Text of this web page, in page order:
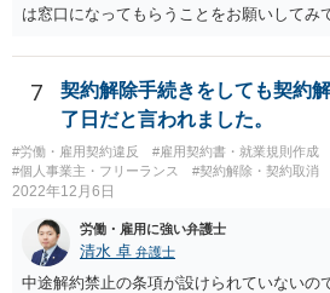
る請負代金は請求できる可能性があります
以上で、より個別的なお話は、詳しい契約
がありますので、正式に弁護士に相談す
と思います。
は窓口になってもらうことをお願いしてみ
口（弁護士に）言ってください」とだけお
応じないという姿勢をとることができる
減を図れると思います。 大変な状況かと
したら幸いです。
7
契約解除手続きをしても契約
了日だと言われました。
#労働・雇用契約違反 #雇用契約書・就業規則作成
#個人事業主・フリーランス
#契約解除・契約取消
2022年12月6日
労働・雇用に強い弁護士
清水 卓 弁護士
中途解約禁止の条項が設けられていないの